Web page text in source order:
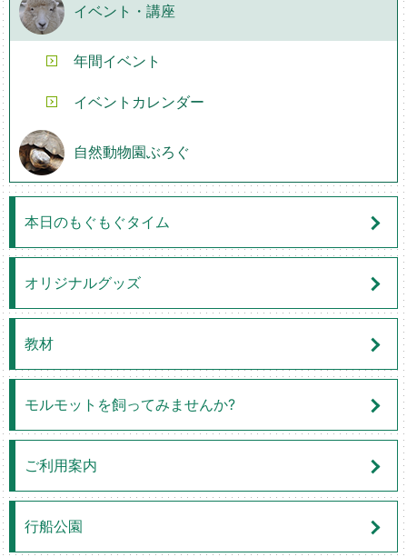
イベント・講座
年間イベント
イベントカレンダー
自然動物園ぶろぐ
本日のもぐもぐタイム
オリジナルグッズ
教材
モルモットを飼ってみませんか?
ご利用案内
行船公園